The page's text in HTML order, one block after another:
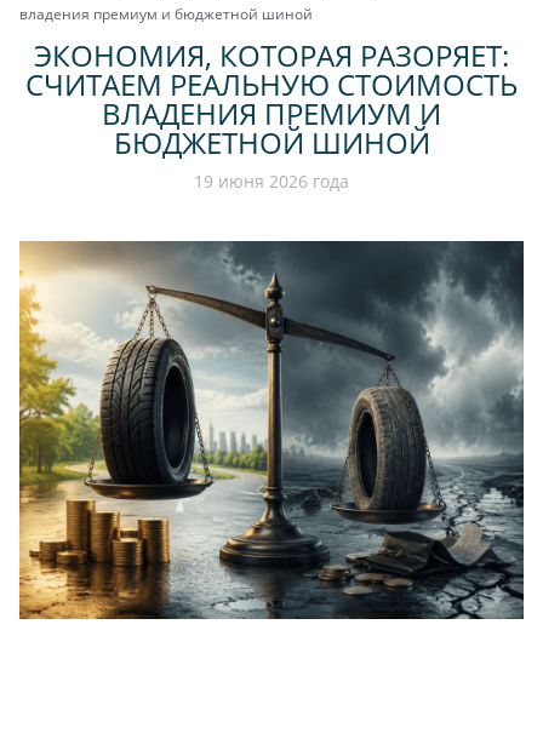
владения премиум и бюджетной шиной
ЭКОНОМИЯ, КОТОРАЯ РАЗОРЯЕТ:
СЧИТАЕМ РЕАЛЬНУЮ СТОИМОСТЬ
ВЛАДЕНИЯ ПРЕМИУМ И
БЮДЖЕТНОЙ ШИНОЙ
19 июня 2026 года